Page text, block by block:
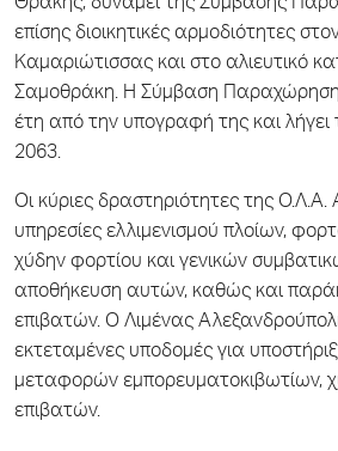
Θράκης, δυνάμει της Σύμβασης
επίσης διοικητικές αρμοδιότητες
Καμαριώτισσας και στο αλιευτικό
Σαμοθράκη. Η Σύμβαση
έτη από την υπογραφή της και
2063.
Οι κύριες δραστηριότητες της
υπηρεσίες ελλιμενισμού πλοίων,
χύδην φορτίου και γενικών
αποθήκευση αυτών, καθώς και
επιβατών. Ο Λιμένας
εκτεταμένες υποδομές για
μεταφορών εμπορευματοκιβωτίων,
επιβατών.